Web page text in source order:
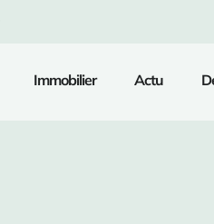
Immobilier Actu